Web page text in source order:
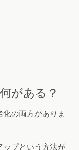
がある？
の両方がありま
ップという方法が